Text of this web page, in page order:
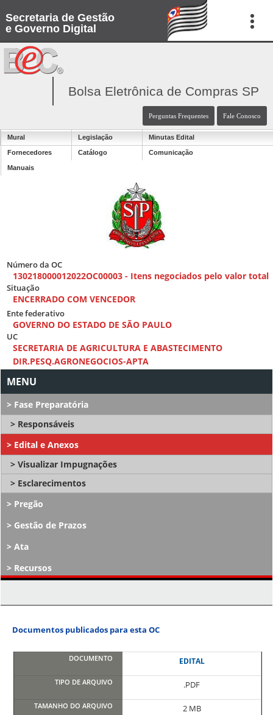
Secretaria de Gestão
e Governo Digital
Bolsa Eletrônica de Compras SP
Perguntas Frequentes Fale Conosco
Mural Legislação Minutas Edital
Fornecedores Catálogo Comunicação
Manuais
Número da OC
130218000012022OC00003 - Itens negociados pelo valor total
Situação
ENCERRADO COM VENCEDOR
Ente federativo
GOVERNO DO ESTADO DE SÃO PAULO
UC
SECRETARIA DE AGRICULTURA E ABASTECIMENTO
DIR.PESQ.AGRONEGOCIOS-APTA
Fase Preparatória
Responsáveis
Edital e Anexos
Visualizar Impugnações
Esclarecimentos
Pregão
Gestão de Prazos
Ata
Recursos
Documentos publicados para esta OC
EDITAL
.PDF
2 MB